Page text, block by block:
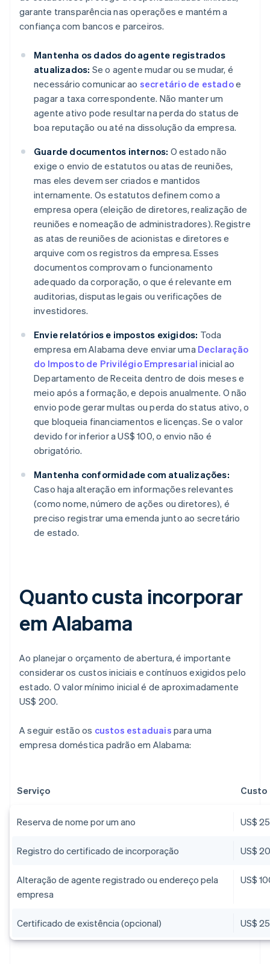
garante transparência nas operações e mantém a
confiança com bancos e parceiros.
Mantenha os dados do agente registrados
atualizados: Se o agente mudar ou se mudar, é
necessário comunicar ao secretário de estadoe
pagar a taxa correspondente. Não manter um
agente ativo pode resultar na perda do status de
boa reputação ou até na dissolução da empresa.
Guarde documentos internos: O estado não
exige o envio de estatutos ou atas de reuniões,
mas eles devem ser criados e mantidos
internamente. Os estatutos definem como a
empresa opera (eleição de diretores, realização de
reuniões e nomeação de administradores). Registre
as atas de reuniões de acionistas e diretores e
arquive com os registros da empresa. Esses
documentos comprovam o funcionamento
adequado da corporação, o que é relevante em
auditorias, disputas legais ou verificações de
investidores.
Envie relatórios e impostos exigidos: Toda
empresa em Alabama deve enviar uma Declaração
do Imposto de Privilégio Empresarial inicial ao
Departamento de Receita dentro de dois meses e
meio após a formação, e depois anualmente. O não
envio pode gerar multas ou perda do status ativo, o
que bloqueia financiamentos e licenças. Se o valor
devido for inferior a US$ 100, o envio não é
obrigatório.
Mantenha conformidade com atualizações:
Caso haja alteração em informações relevantes
(como nome, número de ações ou diretores), é
preciso registrar uma emenda junto ao secretário
de estado.
Quanto custa incorporar
em Alabama
Ao planejar o orçamento de abertura, é importante
considerar os custos iniciais e contínuos exigidos pelo
estado. O valor mínimo inicial é de aproximadamente
US$ 200.
A seguir estão os custos estaduais para uma
empresa doméstica padrão em Alabama:
Serviço Custo
Reserva de nome por um ano US$ 25
Registro do certificado de incorporação US$
Alteração de agente registrado ou endereço pela
empresa
US$
Certificado de existência (opcional) US$ 25